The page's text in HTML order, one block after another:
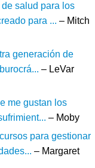
salud para los
para ... – Mitch
generación de
– LeVar
me gustan los
– Moby
para gestionar
– Margaret